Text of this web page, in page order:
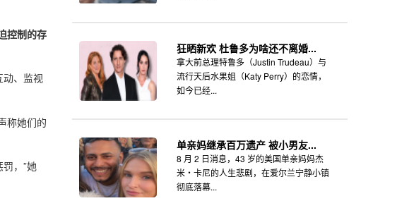
控制的存
动、监视
称她们的
罚，”她
狂晒新欢 杜鲁多为啥还不离婚...
拿大前总理特鲁多（Justin Trudeau）与
流行天后水果姐（Katy Perry）的恋情，
如今已经...
单亲妈继承百万遗产 被小男友...
8 月 2 日消息，43 岁的美国单亲妈妈杰
米・卡尼的人生悲剧，在爱尔兰宁静小镇
彻底落幕...